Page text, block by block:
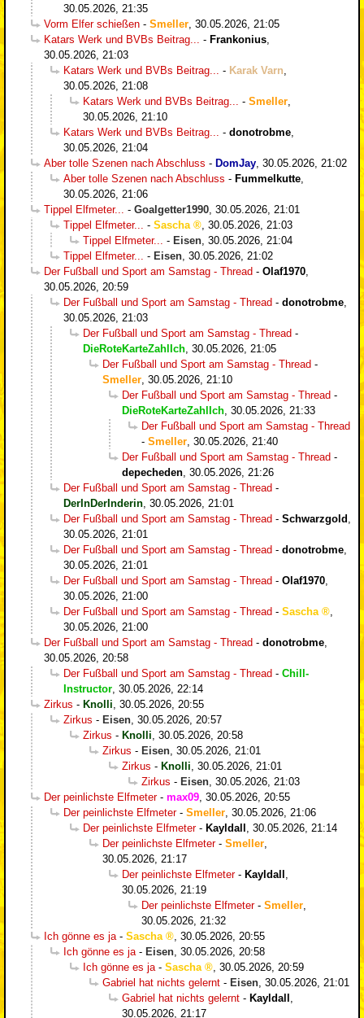
30.05.2026, 21:35
Vorm Elfer schießen - Smeller 30.05.2026, 21:05
Katars Werk und BVBs Beitrag...
- Frankonius
30.05.2026, 21:03
Katars Werk und BVBs Beitrag...
- Karak Varn
30.05.2026, 21:08
Katars Werk und BVBs Beitrag...
- Smeller
30.05.2026, 21:10
Katars Werk und BVBs Beitrag...
- donotrobme
30.05.2026, 21:04
Aber tolle Szenen nach Abschluss - DomJay 30.05.2026, 21:02
Aber tolle Szenen nach Abschluss - Fummelkutte
30.05.2026, 21:06
Tippel Elfmeter...
- Goalgetter1990 30.05.2026, 21:01
Tippel Elfmeter...
- Sascha
30.05.2026, 21:03
Tippel Elfmeter...
- Eisen 30.05.2026, 21:04
Tippel Elfmeter...
- Eisen 30.05.2026, 21:02
Der Fußball und Sport am Samstag - Thread - Olaf1970
30.05.2026, 20:59
Der Fußball und Sport am Samstag - Thread - donotrobme
30.05.2026, 21:03
Der Fußball und Sport am Samstag - Thread -
DieRoteKarteZahlIch 30.05.2026, 21:05
Der Fußball und Sport am Samstag - Thread -
Smeller 30.05.2026, 21:10
Der Fußball und Sport am Samstag - Thread -
DieRoteKarteZahlIch 30.05.2026, 21:33
Der Fußball und Sport am Samstag - Thread
- Smeller 30.05.2026, 21:40
Der Fußball und Sport am Samstag - Thread -
depecheden 30.05.2026, 21:26
Der Fußball und Sport am Samstag - Thread -
DerInDerInderin 30.05.2026, 21:01
Der Fußball und Sport am Samstag - Thread - Schwarzgold
30.05.2026, 21:01
Der Fußball und Sport am Samstag - Thread - donotrobme
30.05.2026, 21:01
Der Fußball und Sport am Samstag - Thread - Olaf1970
30.05.2026, 21:00
Der Fußball und Sport am Samstag - Thread - Sascha
30.05.2026, 21:00
Der Fußball und Sport am Samstag - Thread - donotrobme
30.05.2026, 20:58
Der Fußball und Sport am Samstag - Thread - Chill-
Instructor 30.05.2026, 22:14
Zirkus - Knolli 30.05.2026, 20:55
Zirkus - Eisen 30.05.2026, 20:57
Zirkus - Knolli 30.05.2026, 20:58
Zirkus - Eisen 30.05.2026, 21:01
Zirkus - Knolli 30.05.2026, 21:01
Zirkus - Eisen 30.05.2026, 21:03
Der peinlichste Elfmeter- max09 30.05.2026, 20:55
Der peinlichste Elfmeter- Smeller 30.05.2026, 21:06
Der peinlichste Elfmeter- Kayldall
30.05.2026, 21:14
Der peinlichste Elfmeter- Smeller
30.05.2026, 21:17
Der peinlichste Elfmeter- Kayldall
30.05.2026, 21:19
Der peinlichste Elfmeter- Smeller
30.05.2026, 21:32
Ich gönne es ja - Sascha
30.05.2026, 20:55
Ich gönne es ja - Eisen 30.05.2026, 20:58
Ich gönne es ja - Sascha
30.05.2026, 20:59
Gabriel hat nichts gelernt - Eisen 30.05.2026, 21:01
Gabriel hat nichts gelernt - Kayldall
30.05.2026, 21:17